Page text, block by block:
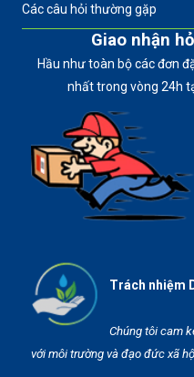
Các câu hỏi thường gặp
Giao nhận
Hầu như toàn bộ các đơn
nhất trong vòng 24h
Trách nhiệm
Chúng tôi cam
với môi trường và đạo đức xã